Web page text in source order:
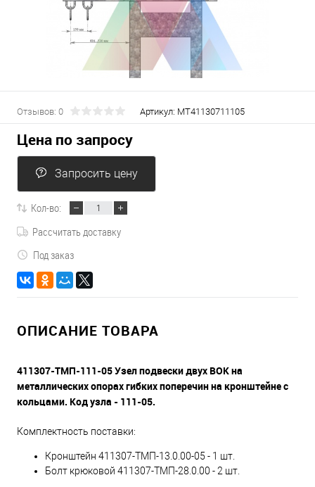
Отзывов: 0 Артикул: МТ41130711105
Цена по запросу
Запросить цену
Кол-во:
Рассчитать доставку
Под заказ
ОПИСАНИЕ ТОВАРА
411307-ТМП-111-05 Узел подвески двух ВОК на
металлических опорах гибких поперечин на кронштейне с
кольцами. Код узла - 111-05.
Комплектность поставки:
Кронштейн 411307-ТМП-13.0.00-05 - 1 шт.
Болт крюковой 411307-ТМП-28.0.00 - 2 шт.